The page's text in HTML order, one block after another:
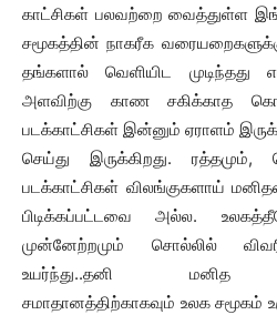
காட்சிகள் பலவற்றை வைத்துள்ள
சமூகத்தின் நாகரீக
தங்களால் வெளியிட முடிந்தது
அளவிற்கு காண சகிக்காத
படக்காட்சிகள் இன்னும் ஏராளம்
செய்து இருக்கிறது. ரத்தமும்,
படக்காட்சிகள் விலங்குகளாய்
பிடிக்கப்பட்டவை அல்ல.
முன்னேற்றமும் சொல்லில்
உயர்ந்து..தனி மனித
சமாதானத்திற்காகவும் உலக சமூகம்